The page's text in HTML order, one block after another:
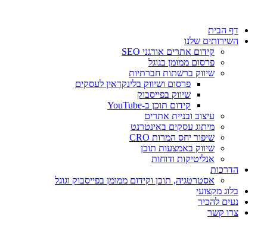
דף הבית
השירותים שלנו
קידום אתרים אורגני SEO
פרסום ממומן בגוגל
שיווק ברשתות חברתיות
פרסום ושיווק בלינקדאין לעסקים
שיווק בפייסבוק
קידום תוכן ב-YouTube
עיצוב ובניית אתרים
מיתוג עסקים באינטרנט
שיפור יחס המרות CRO
שיווק באמצעות תוכן
אנליטיקות ודוחות
הדרכות
אסטרטגיה, תוכן וקידום ממומן בפייסבוק וגוגל
בלוג מקצועי
נעים להכיר
צרו קשר